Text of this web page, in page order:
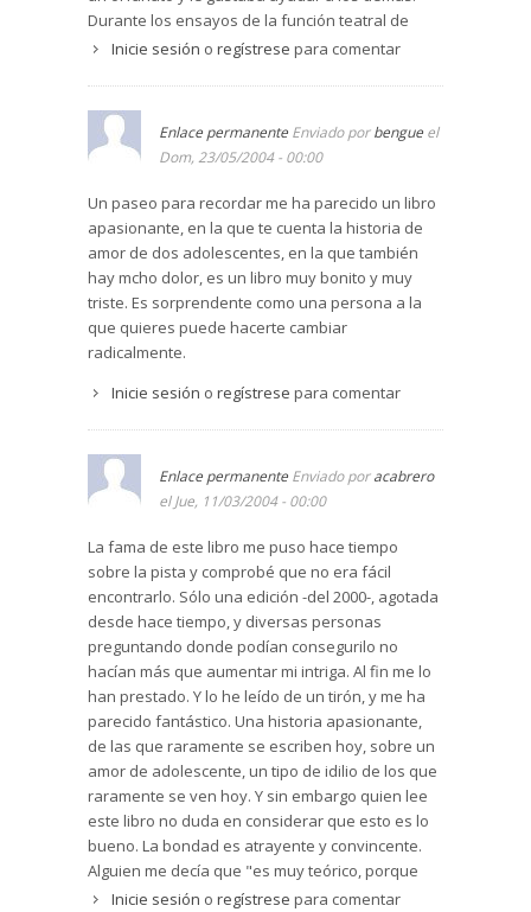
Durante los ensayos de la función teatral de
Navidad, Landon y Jamie entablan una
joven esconde un secrto devastador que puede
frustrar la incipiente relación. Así pues,
atormentado por el aciago destino que se cierne
sobre Jamie, Landon tiene que tomar una
decisión definitiva. Nicholas Sparks es sin duda
el autor que con mayor sensibilidad escribe
sobre los más profundos sentimientos humanos,
un tema reservado normalmente a las
escritoras. El extraordinario éxito de sus dos
anteriores novelas – El cuaderno de Noah y el
recordar, que ocupa desde hace meses uno de
Inicie sesión o regístrese para comentar
Enlace permanente Enviado porbengue el
Dom, 23/05/2004 - 00:00
Un paseo para recordar me ha parecido un libro
apasionante, en la que te cuenta la historia de
amor de dos adolescentes, en la que también
hay mcho dolor, es un libro muy bonito y muy
triste. Es sorprendente como una persona a la
que quieres puede hacerte cambiar
radicalmente.
Inicie sesión o regístrese para comentar
Enlace permanente Enviado poracabrero
el Jue, 11/03/2004 - 00:00
La fama de este libro me puso hace tiempo
sobre la pista y comprobé que no era fácil
encontrarlo. Sólo una edición -del 2000-, agotada
desde hace tiempo, y diversas personas
preguntando donde podían consegurilo no
hacían más que aumentar mi intriga. Al fin me lo
han prestado. Y lo he leído de un tirón, y me ha
parecido fantástico. Una historia apasionante,
de las que raramente se escriben hoy, sobre un
amor de adolescente, un tipo de idilio de los que
raramente se ven hoy. Y sin embargo quien lee
este libro no duda en considerar que esto es lo
bueno. La bondad es atrayente y convincente.
Alguien me decía que "es muy teórico, porque
hoy en día eso no se da". Y sin embargo a quien
Inicie sesión o regístrese para comentar